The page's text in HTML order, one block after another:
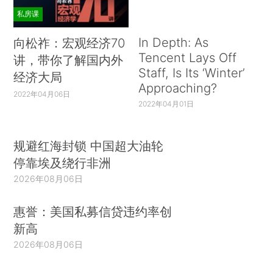
私房课
向松祚：宏观经济70
讲，带你了解国内外
经济大局
2022年04月06日
In Depth: As
Tencent Lays Off
Staff, Is Its ‘Winter’
Approaching?
2022年04月01日
规避红海封锁 中国超大油轮
停靠埃及绕行非洲
2026年08月06日
惠誉：美国私募信贷违约率创
新高
2026年08月06日